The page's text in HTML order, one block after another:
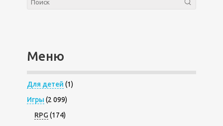
Меню
Для детей (1)
Игры (2 099)
RPG (174)